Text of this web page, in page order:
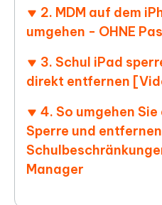
2. MDM auf dem
umgehen - OHNE
3. Schul iPad
direkt entfernen
4. So umgehen
Sperre und entfernen
Manager